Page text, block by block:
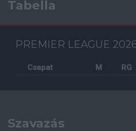
Tabella
PREMIER LEAGUE
Csapat M RG
Szavazás